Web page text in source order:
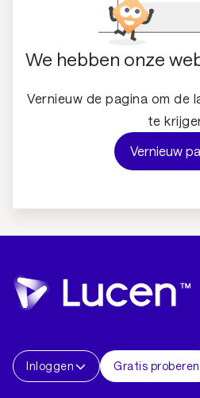
We hebben onze
Vernieuw de pagina om de
te
Vernieuw
Inloggen Gratis proberen